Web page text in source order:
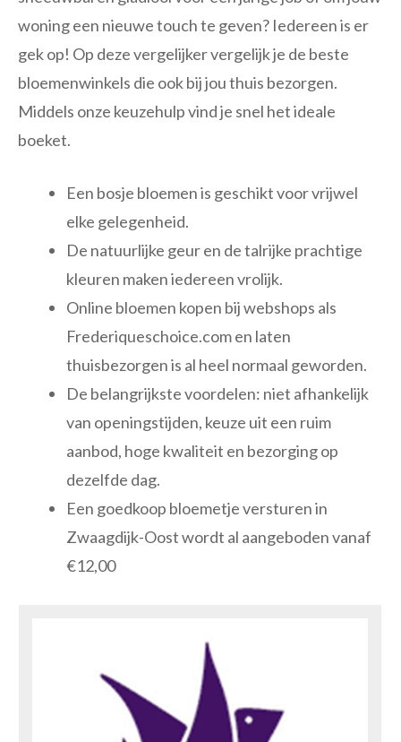
woning een nieuwe touch te geven? Iedereen is er
gek op! Op deze vergelijker vergelijk je de beste
bloemenwinkels die ook bij jou thuis bezorgen.
Middels onze keuzehulp vind je snel het ideale
boeket.
Een bosje bloemen is geschikt voor vrijwel
elke gelegenheid.
De natuurlijke geur en de talrijke prachtige
kleuren maken iedereen vrolijk.
Online bloemen kopen bij webshops als
Frederiqueschoice.com en laten
thuisbezorgen is al heel normaal geworden.
De belangrijkste voordelen: niet afhankelijk
van openingstijden, keuze uit een ruim
aanbod, hoge kwaliteit en bezorging op
dezelfde dag.
Een goedkoop bloemetje versturen in
Zwaagdijk-Oost wordt al aangeboden vanaf
€12,00